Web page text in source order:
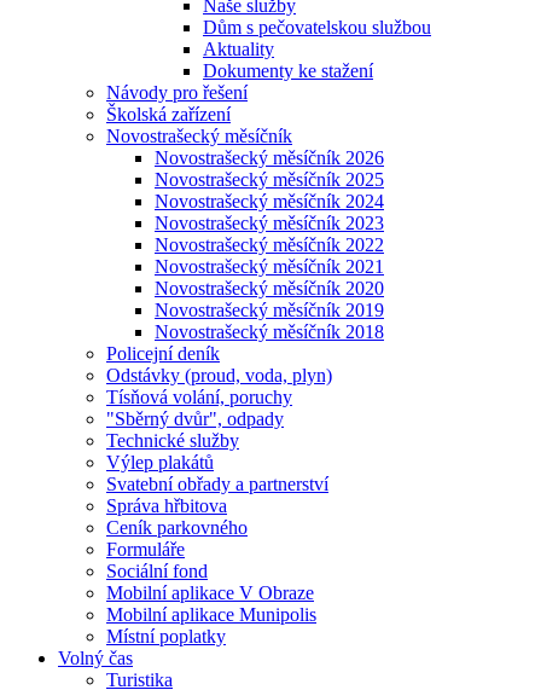
Naše služby
Dům s pečovatelskou službou
Aktuality
Dokumenty ke stažení
Návody pro řešení
Školská zařízení
Novostrašecký měsíčník
Novostrašecký měsíčník 2026
Novostrašecký měsíčník 2025
Novostrašecký měsíčník 2024
Novostrašecký měsíčník 2023
Novostrašecký měsíčník 2022
Novostrašecký měsíčník 2021
Novostrašecký měsíčník 2020
Novostrašecký měsíčník 2019
Novostrašecký měsíčník 2018
Policejní deník
Odstávky (proud, voda, plyn)
Tísňová volání, poruchy
"Sběrný dvůr", odpady
Technické služby
Výlep plakátů
Svatební obřady a partnerství
Správa hřbitova
Ceník parkovného
Formuláře
Sociální fond
Mobilní aplikace V Obraze
Mobilní aplikace Munipolis
Místní poplatky
Volný čas
Turistika